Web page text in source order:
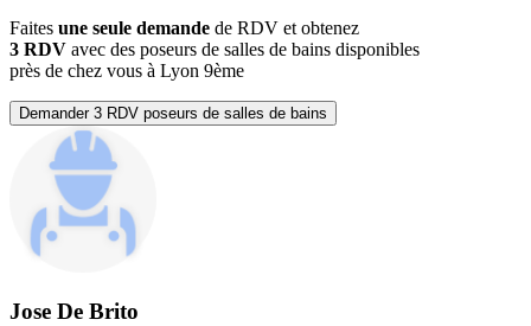
Faites une seule demande de RDV et obtenez
3 RDV avec des poseurs de salles de bains disponibles
près de chez vous à Lyon 9ème
Demander 3 RDV poseurs de salles de bains
Jose De Brito